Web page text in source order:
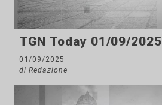
TGN Today 01/09/2025
01/09/2025
di Redazione